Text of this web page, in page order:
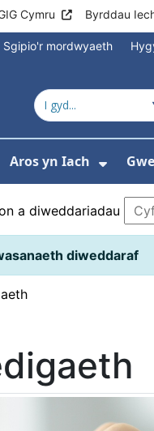
Cymru Byrddau
Sgipio'r mordwyaeth
a
ar gyfer
Aros yn Iach
a diweddariadau
diweddaraf